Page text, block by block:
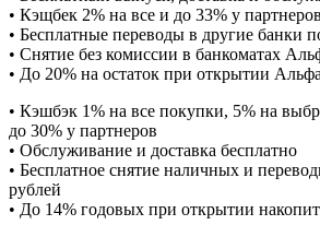
• Кэщбек 2% на все и до 33% у
• Бесплатные переводы в другие банки
• Снятие без комиссии в банкоматах
• До 20% на остаток при открытии
• Кэшбэк 1% на все покупки, 5% на
до 30% у партнеров
• Обслуживание и доставка бесплатно
• Бесплатное снятие наличных и
рублей
• До 14% годовых при открытии